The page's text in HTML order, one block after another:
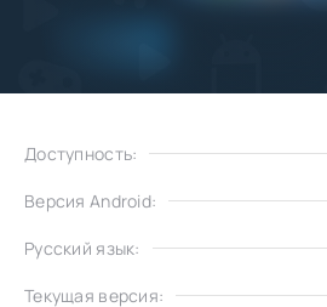
Доступность:
Версия Android:
Русский язык:
Текущая версия: